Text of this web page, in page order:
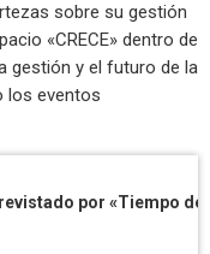
sobre su gestión
«CRECE» dentro de
gestión y el futuro de la
los eventos